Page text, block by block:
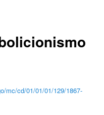
mc/cd/01/01/01/129/1867-